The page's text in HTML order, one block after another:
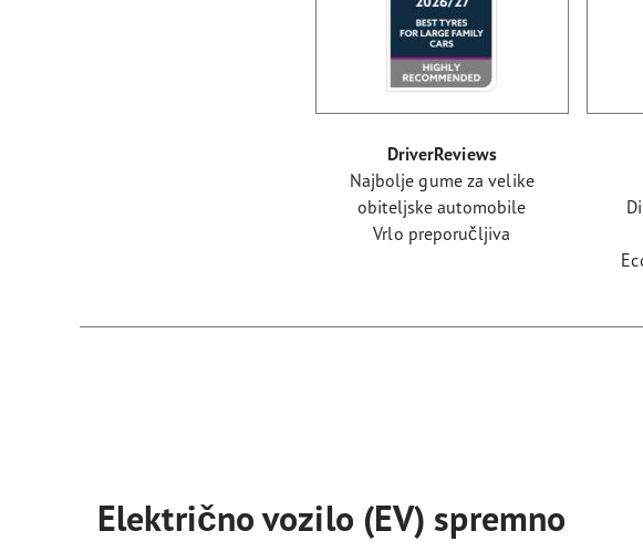
DriverReviews
Najbolje gume za velike
obiteljske automobile
Vrlo preporučljiva
Električno vozilo (EV) spremno